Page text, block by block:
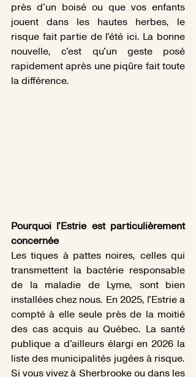
près d'un boisé ou que vos enfants
jouent dans les hautes herbes, le
risque fait partie de l'été ici. La bonne
nouvelle, c'est qu'un geste posé
rapidement après une piqûre fait toute
la différence.
Pourquoi l'Estrie est particulièrement
concernée
Les tiques à pattes noires, celles qui
transmettent la bactérie responsable
de la maladie de Lyme, sont bien
installées chez nous. En 2025, l'Estrie a
compté à elle seule près de la moitié
des cas acquis au Québec. La santé
publique a d'ailleurs élargi en 2026 la
liste des municipalités jugées à risque.
Si vous vivez à Sherbrooke ou dans les